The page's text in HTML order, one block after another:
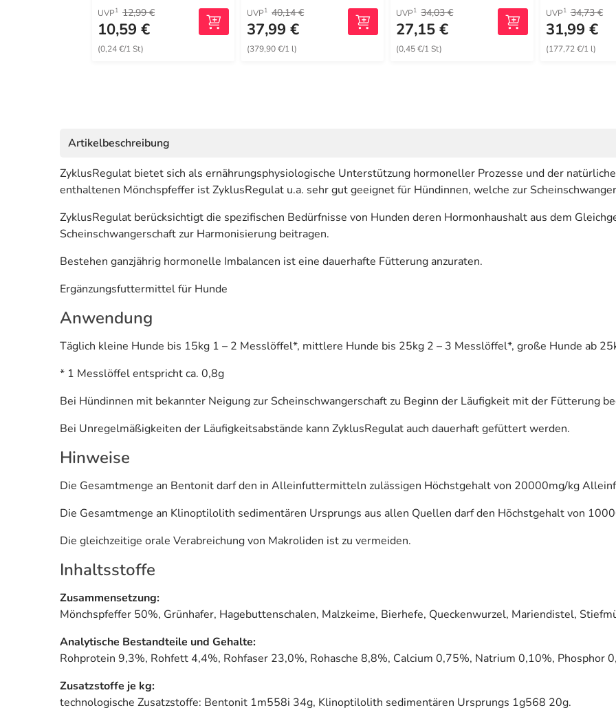
UVP1 12,99 €
10,59 €
(0,24 €/1 St)
UVP1 40,14 €
37,99 €
(379,90 €/1 l)
UVP1 34,03 €
27,15 €
(0,45 €/1 St)
UVP1 34,73 €
31,99 €
(177,72 €/1 l)
Artikelbeschreibung
ZyklusRegulat bietet sich als ernährungsphysiologische Unterstützung hormoneller Prozesse und der
enthaltenen Mönchspfeffer ist ZyklusRegulat u.a. sehr gut geeignet für Hündinnen, welche zur
ZyklusRegulat berücksichtigt die spezifischen Bedürfnisse von Hunden deren Hormonhaushalt aus dem
Scheinschwangerschaft zur Harmonisierung beitragen.
Bestehen ganzjährig hormonelle Imbalancen ist eine dauerhafte Fütterung anzuraten.
Ergänzungsfuttermittel für Hunde
Anwendung
Täglich kleine Hunde bis 15kg 1 – 2 Messlöffel*, mittlere Hunde bis 25kg 2 – 3 Messlöffel*, große Hunde ab
* 1 Messlöffel entspricht ca. 0,8g
Bei Hündinnen mit bekannter Neigung zur Scheinschwangerschaft zu Beginn der Läufigkeit mit der Fütterung
Bei Unregelmäßigkeiten der Läufigkeitsabstände kann ZyklusRegulat auch dauerhaft gefüttert werden.
Hinweise
Die Gesamtmenge an Bentonit darf den in Alleinfuttermitteln zulässigen Höchstgehalt von 20000mg/kg
Die Gesamtmenge an Klinoptilolith sedimentären Ursprungs aus allen Quellen darf den Höchstgehalt von
Die gleichzeitige orale Verabreichung von Makroliden ist zu vermeiden.
Inhaltsstoffe
Zusammensetzung:
Mönchspfeffer 50%, Grünhafer, Hagebuttenschalen, Malzkeime, Bierhefe, Queckenwurzel, Mariendistel,
Analytische Bestandteile und Gehalte:
Rohprotein 9,3%, Rohfett 4,4%, Rohfaser 23,0%, Rohasche 8,8%, Calcium 0,75%, Natrium 0,10%, Phosphor
Zusatzstoffe je kg:
technologische Zusatzstoffe: Bentonit 1m558i 34g, Klinoptilolith sedimentären Ursprungs 1g568 20g.